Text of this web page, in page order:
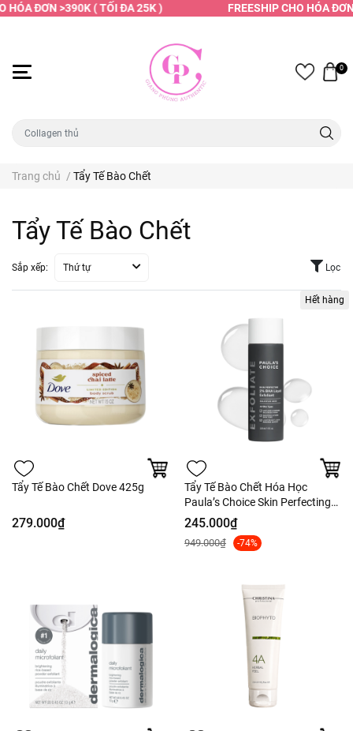
HÓA ĐƠN >390K ( TỐI ĐA 25K ) FREESHIP CHO HÓA
0
Trang chủ / Tẩy Tế Bào Chết
Tẩy Tế Bào Chết
Sắp xếp: Thứ tự Lọc
Tẩy Tế Bào Chết Dove 425g
279.000₫
Hết hàng
Tẩy Tế Bào Chết Hóa Học
Paula’s Choice Skin Perfecting
2% BHA Liquid
245.000₫
949.000₫ -74%